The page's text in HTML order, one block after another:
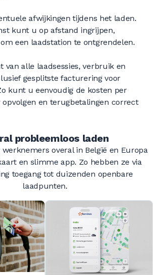
afwijkingen tijdens het laden.
kunt u op afstand ingrijpen,
een laadstation te ontgrendelen.
van alle laadsessies, verbruik en
gesplitste facturering voor
kunt u eenvoudig de kosten per
en terugbetalingen correct
probleemloos laden
overal in België en Europa
en slimme app. Zo hebben ze via
toegang tot duizenden openbare
laadpunten.